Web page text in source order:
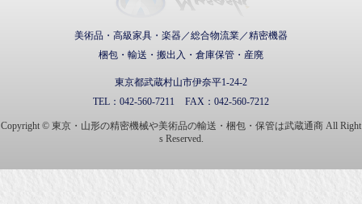
美術品・高級家具・楽器／総合物流業／精密機器
梱包・輸送・搬出入・倉庫保管・産廃
東京都武蔵村山市伊奈平1-24-2
TEL： 042-560-7211 FAX： 042-560-7212
Copyright © 東京・山形の精密機械や美術品の輸送・梱包・保管は武蔵通商 All Right
s Reserved.